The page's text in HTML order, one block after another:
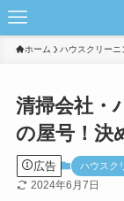
ホーム ハウスクリー
清掃会社・
の屋号！決
広告 ハウスク
2024年6月7日